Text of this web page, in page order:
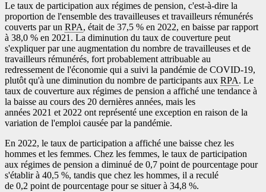
Le taux de participation aux régimes de pension, c'est-à-dire la
proportion de l'ensemble des travailleuses et travailleurs rémunérés
couverts par un RPA, était de 37,5 % en 2022, en baisse par rapport
à 38,0 % en 2021. La diminution du taux de couverture peut
s'expliquer par une augmentation du nombre de travailleuses et de
travailleurs rémunérés, fort probablement attribuable au
redressement de l'économie qui a suivi la pandémie de COVID-19,
plutôt qu'à une diminution du nombre de participants aux RPA. Le
taux de couverture aux régimes de pension a affiché une tendance à
la baisse au cours des 20 dernières années, mais les
années 2021 et 2022 ont représenté une exception en raison de la
variation de l'emploi causée par la pandémie.
En 2022, le taux de participation a affiché une baisse chez les
hommes et les femmes. Chez les femmes, le taux de participation
aux régimes de pension a diminué de 0,7 point de pourcentage pour
s'établir à 40,5 %, tandis que chez les hommes, il a reculé
de 0,2 point de pourcentage pour se situer à 34,8 %.